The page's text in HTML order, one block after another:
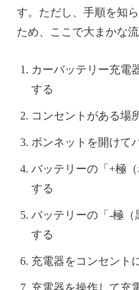
す。ただし、手順を知
ため、ここで大まかな
カーバッテリー充電
する
コンセントがある場
ボンネットを開けて
バッテリーの「+極
する
バッテリーの「-極
する
充電器をコンセント